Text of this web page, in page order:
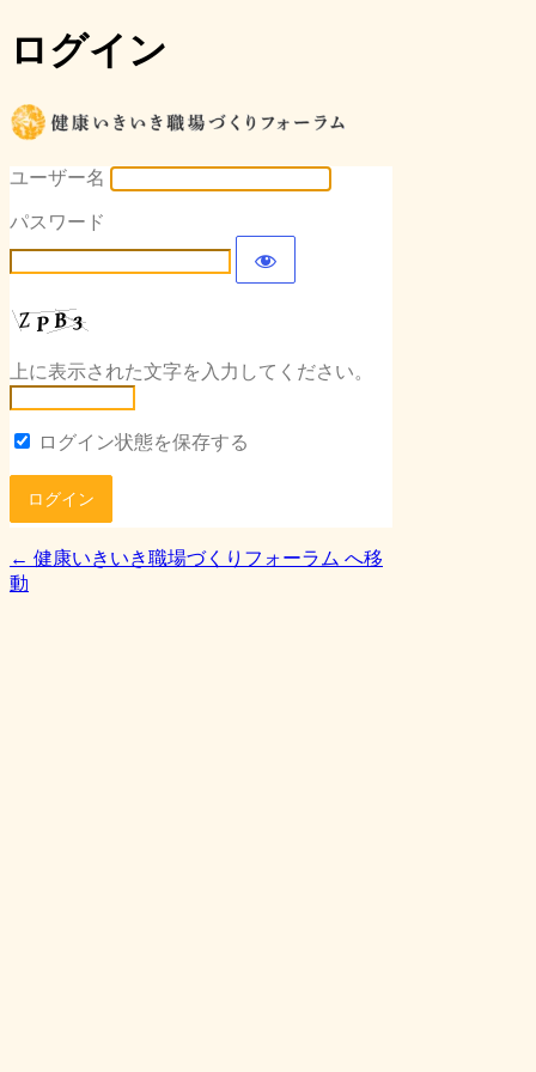
ログイン
ユーザー名
パスワード
上に表示された文字を入力してください。
ログイン状態を保存する
← 健康いきいき職場づくりフォーラム へ移
動